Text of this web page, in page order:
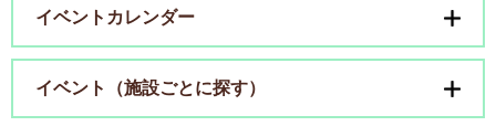
イベントカレンダー
イベント（施設ごとに探す）